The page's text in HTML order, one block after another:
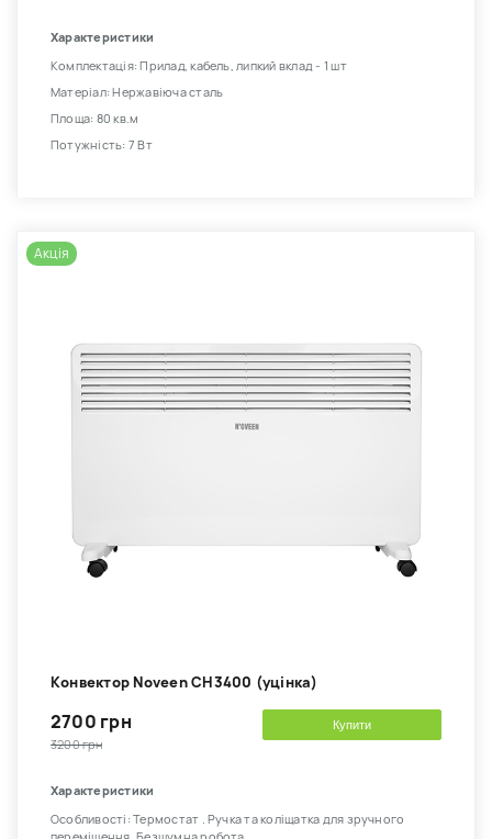
Характеристики
Комплектація: Прилад, кабель, липкий вклад - 1 шт
Матеріал: Нержавіюча сталь
Площа: 80 кв.м
Потужність: 7 Вт
Акція
Kонвектор Noveen CH3400 (уцінка)
2700 грн
3200 грн
Купити
Характеристики
Особливості: Термостат . Ручка та коліщатка для зручного